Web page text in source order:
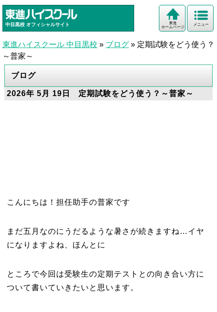
中目黒校 オフィシャルサイト メニュー
東進
ホームページ
東進ハイスクール 中目黒校 » ブログ » 定期試験をどう使う？
～普家～
ブログ
2026年 5月 19日 定期試験をどう使う？～普家～
こんにちは！担任助手の普家です
まだ五月なのにうだるような暑さが続きますね…イヤ
になりますよね、ほんとに
ところで今回は受験生の定期テストとの向き合い方に
ついて書いていきたいと思います。